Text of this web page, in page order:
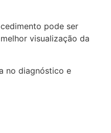
pode ser
visualização da
no diagnóstico e